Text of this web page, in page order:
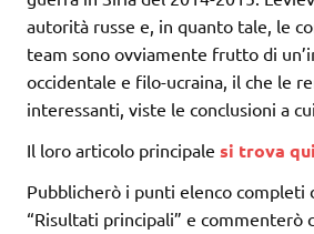
autorità russe e, in quanto tale, le
team sono ovviamente frutto di
occidentale e filo-ucraina, il che le
interessanti, viste le conclusioni a
Il loro articolo principale si trova qui
Pubblicherò i punti elenco completi
“Risultati principali” e commenterò